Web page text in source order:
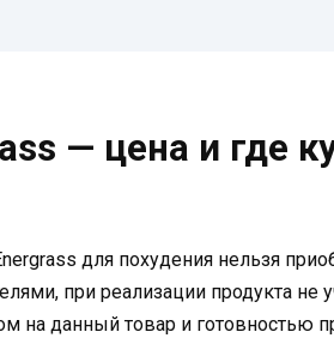
— цена и где
для похудения нельзя
при реализации продукта не
на данный товар и готовностью